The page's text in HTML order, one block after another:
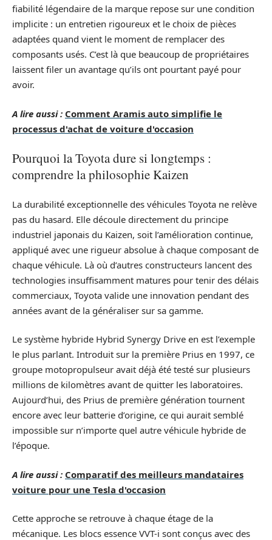
fiabilité légendaire de la marque repose sur une condition
implicite : un entretien rigoureux et le choix de pièces
adaptées quand vient le moment de remplacer des
composants usés. C’est là que beaucoup de propriétaires
laissent filer un avantage qu’ils ont pourtant payé pour
avoir.
A lire aussi : Comment Aramis auto simplifie le
processus d'achat de voiture d'occasion
Pourquoi la Toyota dure si longtemps :
comprendre la philosophie Kaizen
La durabilité exceptionnelle des véhicules Toyota ne relève
pas du hasard. Elle découle directement du principe
industriel japonais du Kaizen, soit l’amélioration continue,
appliqué avec une rigueur absolue à chaque composant de
chaque véhicule. Là où d’autres constructeurs lancent des
technologies insuffisamment matures pour tenir des délais
commerciaux, Toyota valide une innovation pendant des
années avant de la généraliser sur sa gamme.
Le système hybride Hybrid Synergy Drive en est l’exemple
le plus parlant. Introduit sur la première Prius en 1997, ce
groupe motopropulseur avait déjà été testé sur plusieurs
millions de kilomètres avant de quitter les laboratoires.
Aujourd’hui, des Prius de première génération tournent
encore avec leur batterie d’origine, ce qui aurait semblé
impossible sur n’importe quel autre véhicule hybride de
l’époque.
A lire aussi : Comparatif des meilleurs mandataires
voiture pour une Tesla d'occasion
Cette approche se retrouve à chaque étage de la
mécanique. Les blocs essence VVT-i sont conçus avec des